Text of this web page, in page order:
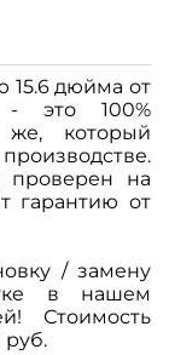
15.6 дюйма от
это 100%
же, который
проверен на
гарантию от
/ замену
в нашем
Стоимость
руб.